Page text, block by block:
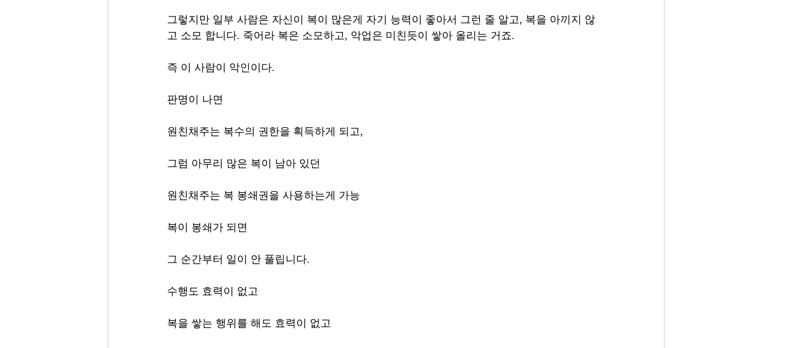
그렇지만 일부 사람은 자신이 복이 많은게 자기 능력이 좋아서 그런 줄 알고, 복을 아끼지 않
고 소모 합니다. 죽어라 복은 소모하고, 악업은 미친듯이 쌓아 올리는 거죠.
즉 이 사람이 악인이다.
판명이 나면
원친채주는 복수의 권한을 획득하게 되고,
그럼 아무리 많은 복이 남아 있던
원친채주는 복 봉쇄권을 사용하는게 가능
복이 봉쇄가 되면
그 순간부터 일이 안 풀립니다.
수행도 효력이 없고
복을 쌓는 행위를 해도 효력이 없고